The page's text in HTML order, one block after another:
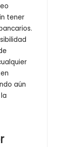
tener
aún